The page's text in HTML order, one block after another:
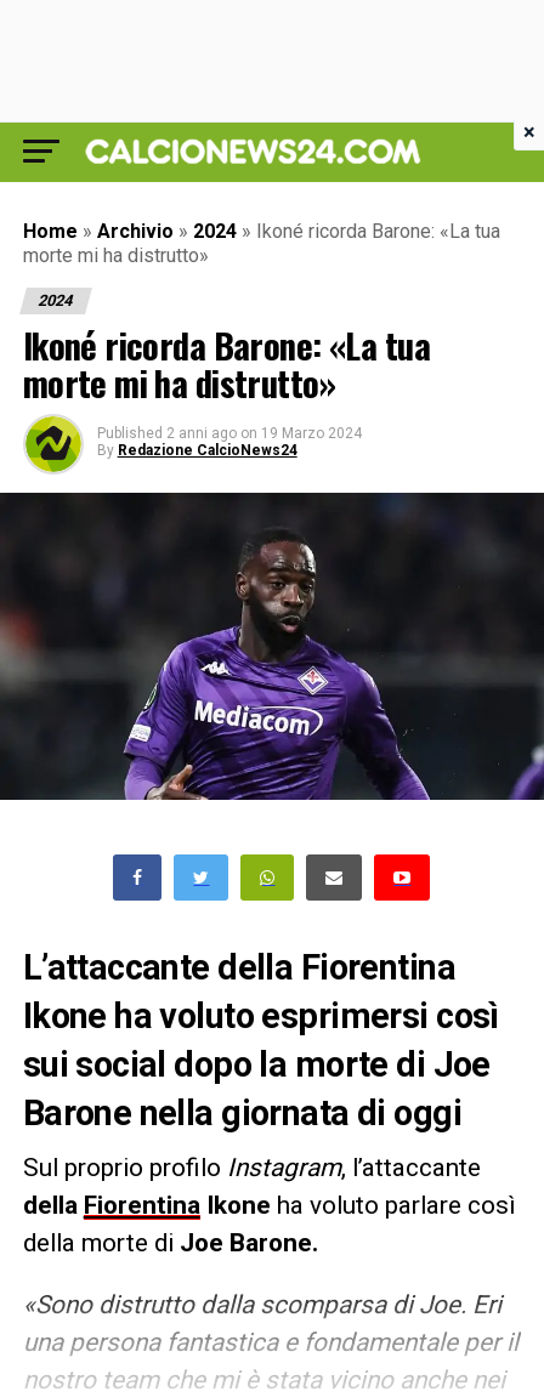
Home » Archivio » 2024 » Ikoné ricorda Barone: «La tua
morte mi ha distrutto»
2024
Ikoné ricorda Barone: «La tua
morte mi ha distrutto»
Published 2 anni ago on 19 Marzo 2024
By Redazione CalcioNews24
L’attaccante della Fiorentina
Ikone ha voluto esprimersi così
sui social dopo la morte di Joe
Barone nella giornata di oggi
Sul proprio profilo Instagram, l’attaccante
della FiorentinaIkone ha voluto parlare così
della morte di Joe Barone.
«Sono distrutto dalla scomparsa di Joe. Eri
una persona fantastica e fondamentale per il
nostro team che mi è stata vicino anche nei
×